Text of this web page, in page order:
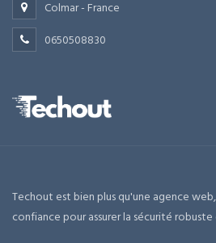
Colmar - France
0650508830
Techout est bien plus qu'une agence
confiance pour assurer la sécurité